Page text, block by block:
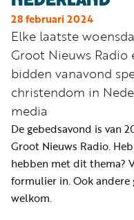
28 februari 2024
Elke laatste
Groot Nieuws Radio
bidden vanavond
christendom in
media
De gebedsavond is van
Groot Nieuws Radio.
hebben met dit thema?
formulier in. Ook
welkom.
Word
nu
vriend
Businessclub
Adverteren
Winkel
Privacy
reglement